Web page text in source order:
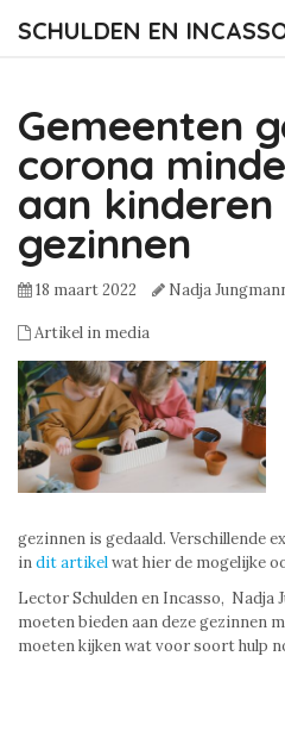
SCHULDEN EN
Gemeenten
corona
aan
gezinnen
18 maart 2022 Nadja
Artikel in media
gezinnen is gedaald. Verschillende
indit artikelwat hier de mogelijke
Lector Schulden en Incasso, Nadja
moeten bieden aan deze gezinnen
moeten kijken wat voor soort hulp